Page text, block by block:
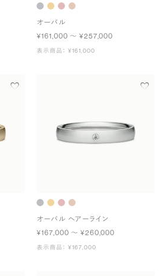
オーバル
¥161,000 〜 ¥257,000
表示商品： ¥161,000
オーバル ヘアーライン
¥167,000 〜 ¥260,000
表示商品： ¥167,000